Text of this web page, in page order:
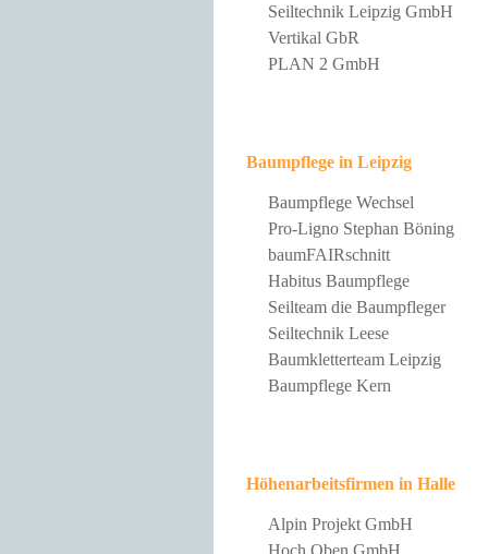
Seiltechnik Leipzig GmbH
Vertikal GbR
PLAN 2 GmbH
Baumpflege in Leipzig
Baumpflege Wechsel
Pro-Ligno Stephan Böning
baumFAIRschnitt
Habitus Baumpflege
Seilteam die Baumpfleger
Seiltechnik Leese
Baumkletterteam Leipzig
Baumpflege Kern
Höhenarbeitsfirmen in Halle
Alpin Projekt GmbH
Hoch Oben GmbH